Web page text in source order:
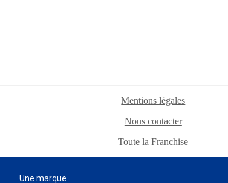
Mentions légales
Nous contacter
Toute la Franchise
Une marque